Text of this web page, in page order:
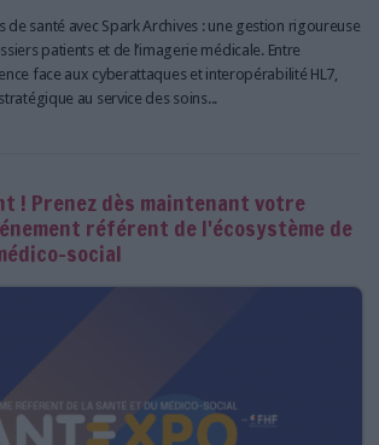
de santé avec Spark Archives : une gestion rigoureuse
patients et de l’imagerie médicale. Entre
face aux cyberattaques et interopérabilité HL7,
au service des soins...
! Prenez dès maintenant votre
référent de l'écosystème de
social